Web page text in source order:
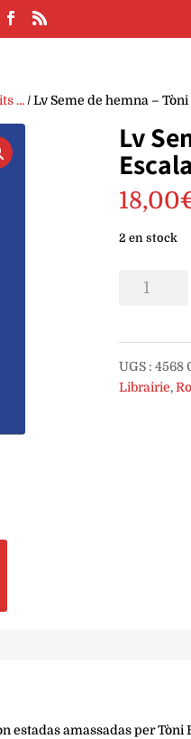
.../ Lv Seme de hemna – Tòni
Lv
Escala
18,00
2 en stock
quantité
Seme
de
hemna
UGS : 4568
Librairie,
estadas amassadas per Tòni